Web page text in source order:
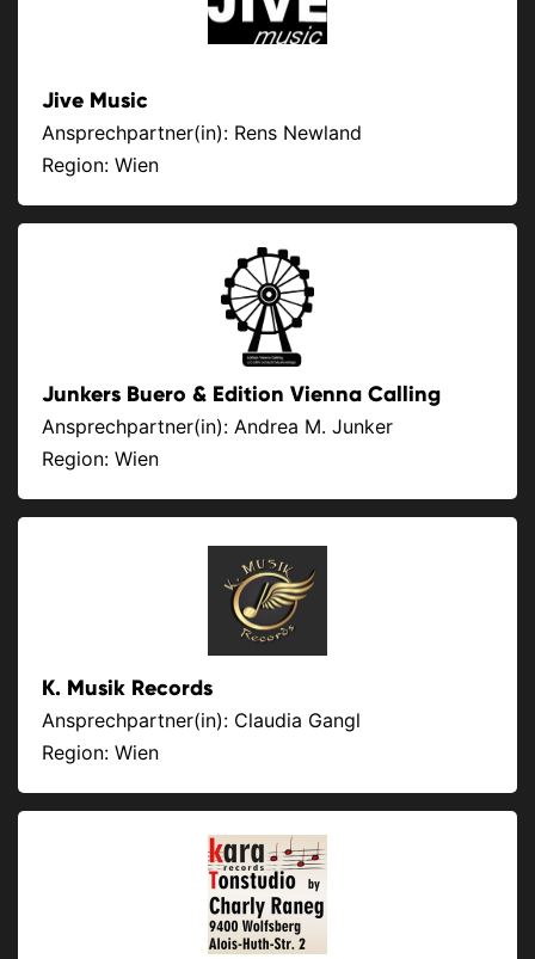
Jive Music
Ansprechpartner(in): Rens Newland
Region: Wien
Junkers Buero & Edition Vienna Calling
Ansprechpartner(in): Andrea M. Junker
Region: Wien
K. Musik Records
Ansprechpartner(in): Claudia Gangl
Region: Wien